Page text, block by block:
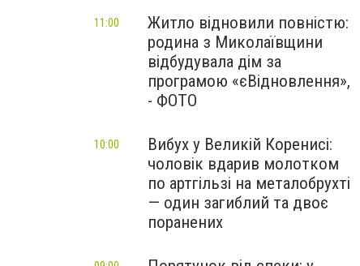
Житло відновили повністю:
родина з Миколаївщини
відбудувала дім за
програмою «єВідновлення»,
- ФОТО
11:00
Вибух у Великій Коренисі:
чоловік вдарив молотком
по артгільзі на металобрухті
— один загиблий та двоє
поранених
10:00